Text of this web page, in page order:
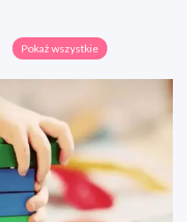
Pokaż wszystkie